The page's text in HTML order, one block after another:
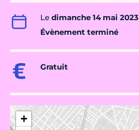
Le dimanche 14 mai 2023
Évènement terminé
Gratuit
+